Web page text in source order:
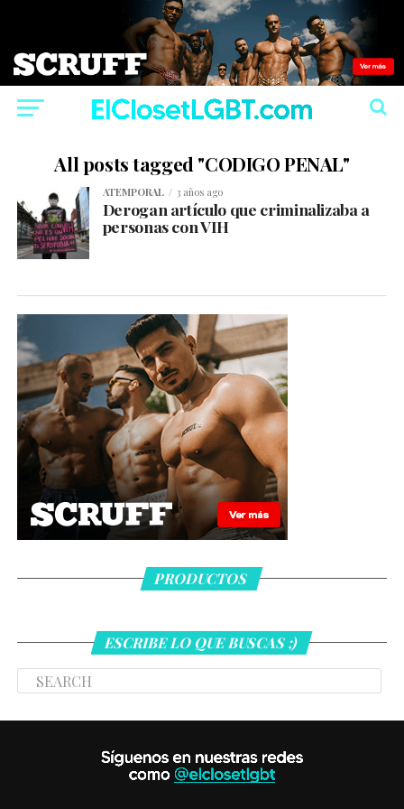
All posts tagged "CODIGO PENAL"
ATEMPORAL 3 años ago
Derogan artículo que criminalizaba a
personas con VIH
PRODUCTOS
ESCRIBE LO QUE BUSCAS ;)